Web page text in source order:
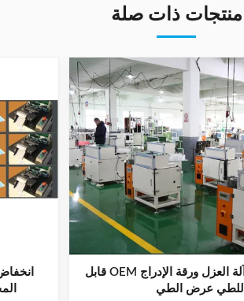
منتجات ذات صلة
التلقائي فتحة آلة العزل ورقة الإدراج OEM قابل
للطي عرض الطي